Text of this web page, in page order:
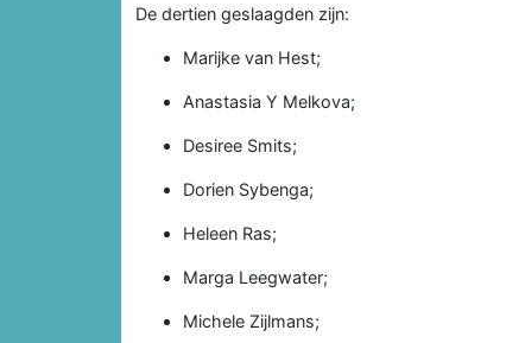
De dertien geslaagden zijn:
Marijke van Hest;
Anastasia Y Melkova;
Desiree Smits;
Dorien Sybenga;
Heleen Ras;
Marga Leegwater;
Michele Zijlmans;